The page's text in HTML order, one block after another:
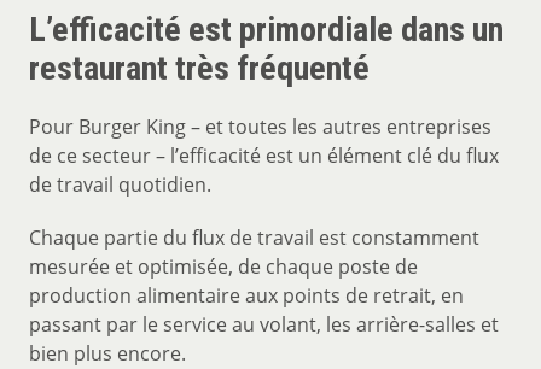
L’efficacité est primordiale dans un
restaurant très fréquenté
Pour Burger King – et toutes les autres entreprises
de ce secteur – l’efficacité est un élément clé du flux
de travail quotidien.
Chaque partie du flux de travail est constamment
mesurée et optimisée, de chaque poste de
production alimentaire aux points de retrait, en
passant par le service au volant, les arrière-salles et
bien plus encore.